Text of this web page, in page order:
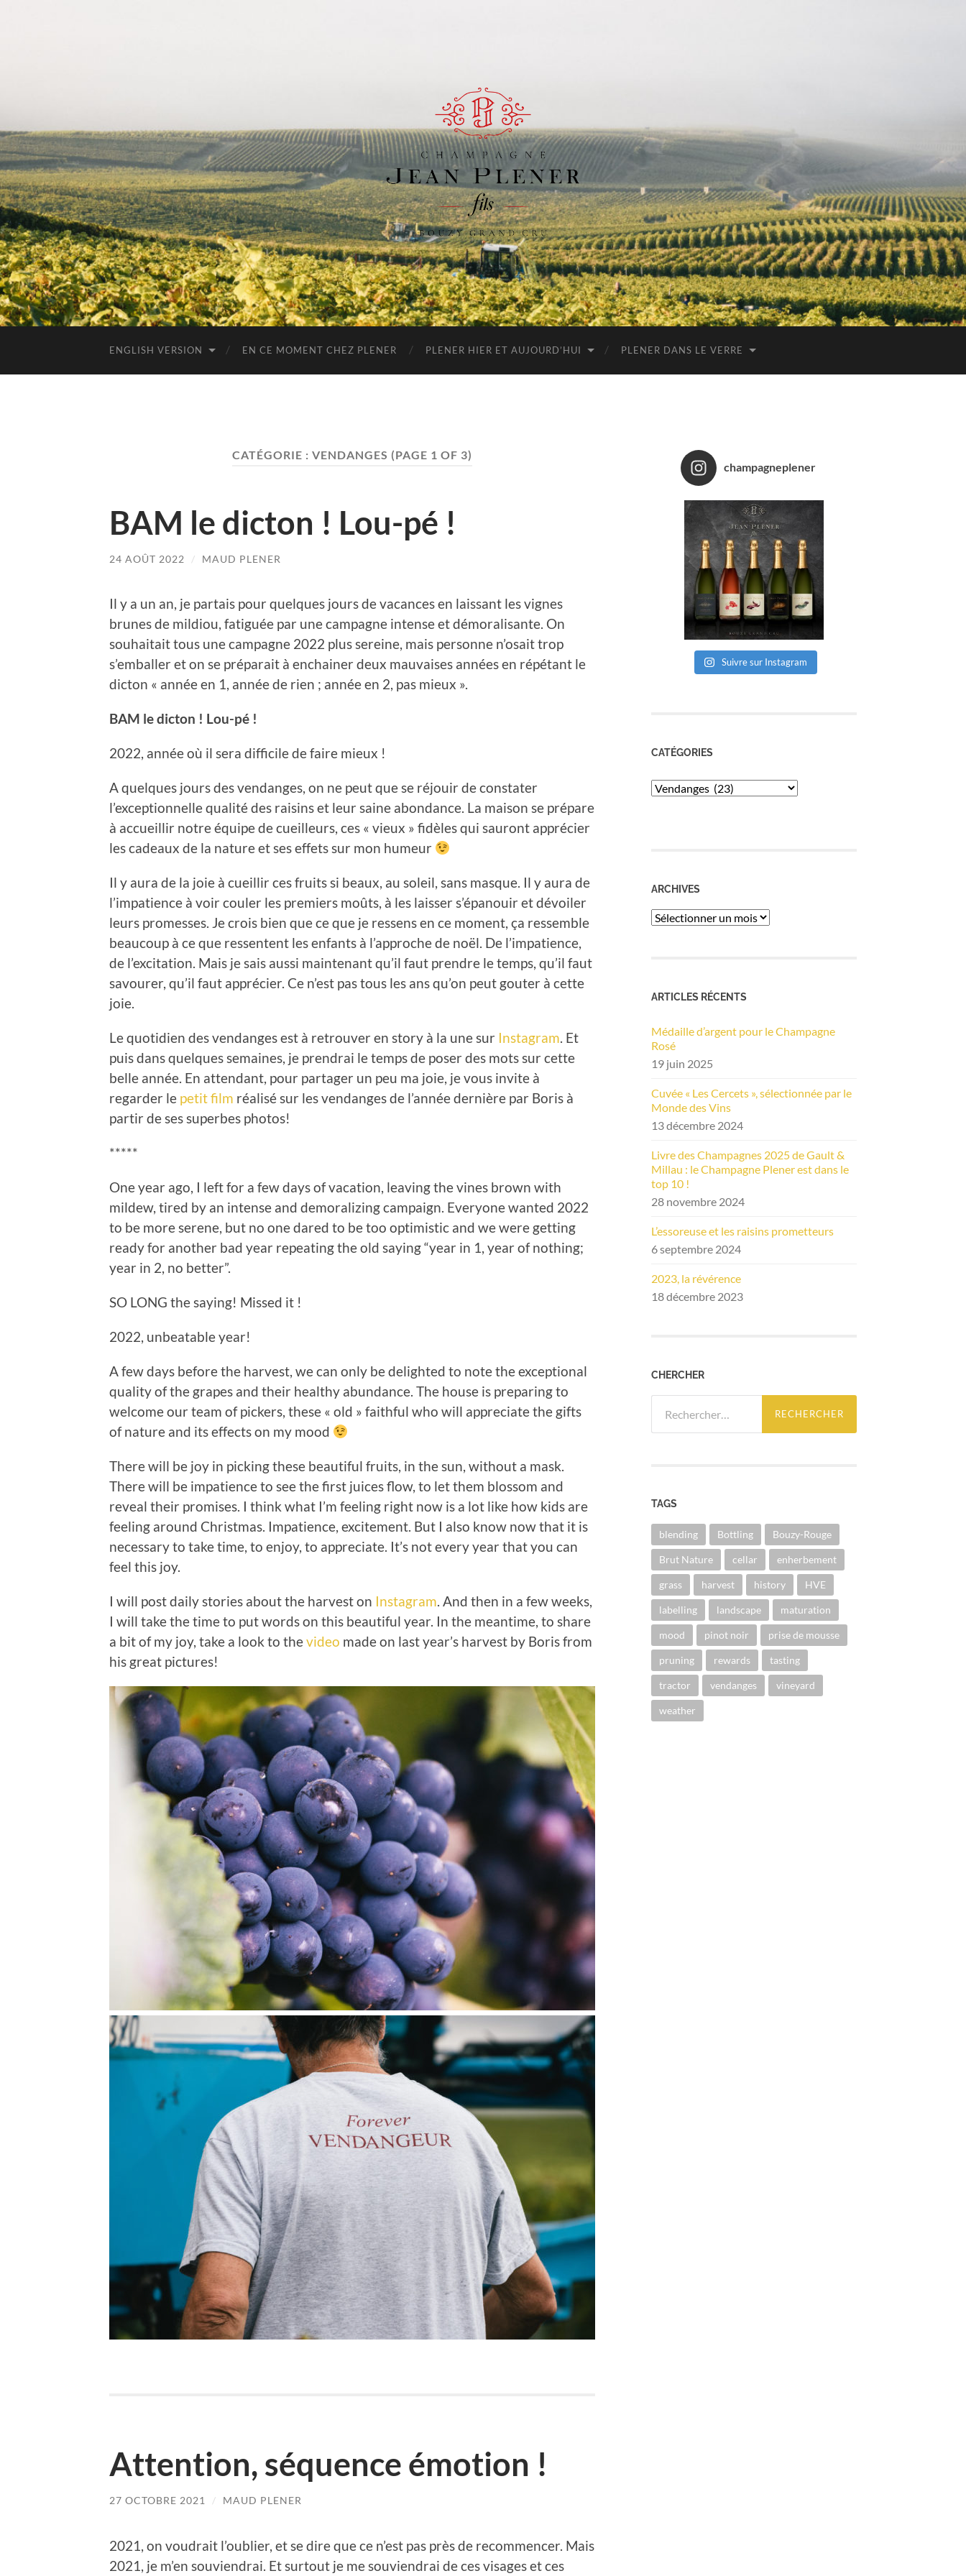
Champagne
Jean
Plener
Fils
ENGLISH VERSION EN CE MOMENT CHEZ PLENER PLENER HIER ET AUJOURD’HUI PLENER DANS LE VERRE
CATÉGORIE : VENDANGES (PAGE 1 OF 3)
BAM le dicton ! Lou-pé !
24 AOÛT 2022 / MAUD PLENER
Il y a un an, je partais pour quelques jours de vacances en laissant les vignes
brunes de mildiou, fatiguée par une campagne intense et démoralisante. On
souhaitait tous une campagne 2022 plus sereine, mais personne n’osait trop
s’emballer et on se préparait à enchainer deux mauvaises années en répétant le
dicton « année en 1, année de rien ; année en 2, pas mieux ».
BAM le dicton ! Lou-pé !
2022, année où il sera difficile de faire mieux !
A quelques jours des vendanges, on ne peut que se réjouir de constater
l’exceptionnelle qualité des raisins et leur saine abondance. La maison se prépare
à accueillir notre équipe de cueilleurs, ces « vieux » fidèles qui sauront apprécier
les cadeaux de la nature et ses effets sur mon humeur
Il y aura de la joie à cueillir ces fruits si beaux, au soleil, sans masque. Il y aura de
l’impatience à voir couler les premiers moûts, à les laisser s’épanouir et dévoiler
leurs promesses. Je crois bien que ce que je ressens en ce moment, ça ressemble
beaucoup à ce que ressentent les enfants à l’approche de noël. De l’impatience,
de l’excitation. Mais je sais aussi maintenant qu’il faut prendre le temps, qu’il faut
savourer, qu’il faut apprécier. Ce n’est pas tous les ans qu’on peut gouter à cette
joie.
Le quotidien des vendanges est à retrouver en story à la une sur Instagram. Et
puis dans quelques semaines, je prendrai le temps de poser des mots sur cette
belle année. En attendant, pour partager un peu ma joie, je vous invite à
regarder le petit film réalisé sur les vendanges de l’année dernière par Boris à
partir de ses superbes photos!
*****
One year ago, I left for a few days of vacation, leaving the vines brown with
mildew, tired by an intense and demoralizing campaign. Everyone wanted 2022
to be more serene, but no one dared to be too optimistic and we were getting
ready for another bad year repeating the old saying “year in 1, year of nothing;
year in 2, no better”.
SO LONG the saying! Missed it !
2022, unbeatable year!
A few days before the harvest, we can only be delighted to note the exceptional
quality of the grapes and their healthy abundance. The house is preparing to
welcome our team of pickers, these « old » faithful who will appreciate the gifts
of nature and its effects on my mood
There will be joy in picking these beautiful fruits, in the sun, without a mask.
There will be impatience to see the first juices flow, to let them blossom and
reveal their promises. I think what I’m feeling right now is a lot like how kids are
feeling around Christmas. Impatience, excitement. But I also know now that it is
necessary to take time, to enjoy, to appreciate. It’s not every year that you can
feel this joy.
I will post daily stories about the harvest on Instagram. And then in a few weeks,
I will take the time to put words on this beautiful year. In the meantime, to share
a bit of my joy, take a look to thevideo made on last year’s harvest by Boris from
his great pictures!
Attention, séquence émotion !
27 OCTOBRE 2021 / MAUD PLENER
2021, on voudrait l’oublier, et se dire que ce n’est pas près de recommencer. Mais
2021, je m’en souviendrai. Et surtout je me souviendrai de ces visages et ces
champagneplener
Suivre sur Instagram
CATÉGORIES
Catégories
ARCHIVES
Archives
ARTICLES RÉCENTS
Médaille d’argent pour le Champagne
Rosé
19 juin 2025
Cuvée « Les Cercets », sélectionnée par le
Monde des Vins
13 décembre 2024
Livre des Champagnes 2025 de Gault &
Millau : le Champagne Plener est dans le
top 10 !
28 novembre 2024
L’essoreuse et les raisins prometteurs
6 septembre 2024
2023, la révérence
18 décembre 2023
CHERCHER
TAGS
blending Bottling Bouzy-Rouge
Brut Nature cellar enherbement
grass harvest history HVE
labelling landscape maturation
mood pinot noir prise de mousse
pruning rewards tasting
tractor vendanges vineyard
weather